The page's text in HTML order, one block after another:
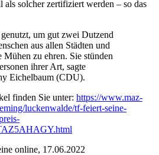
solcher zertifiziert werden – so das
um gut zwei Dutzend
aus allen Städten und
zu ehren. Sie stünden
ihrer Art, sagte
Eichelbaum (CDU).
finden Sie unter: https://www.maz-
luckenwalde/tf-feiert-seine-
online, 17.06.2022